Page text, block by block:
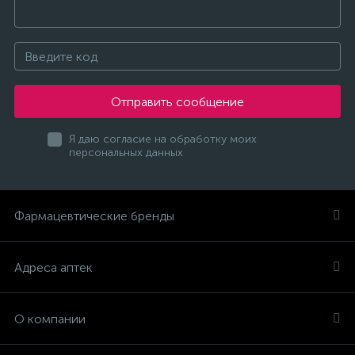
Отправить сообщение
Я даю согласие на обработку моих
персональных данных
Фармацевтические бренды
Адреса аптек
О компании